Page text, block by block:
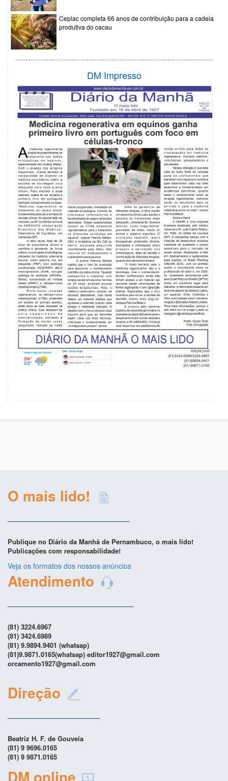
Ceplac completa 66 anos de contribuição para a cadeia
produtiva do cacau
DM Impresso
O mais lido!
Publique no Diário da Manhã de Pernambuco, o mais lido!
Publicações com responsabilidade!
Veja os formatos dos nossos anúncios
Atendimento
(81) 3224.6967
(81) 3424.6989
(81) 9.9894.9401 (whatsap)
(81)9.9871.0165(whatsap) editor1927@gmail.com
orcamento1927@gmail.com
Direção
Beatriz H. F. de Gouveia
(81) 9 9696.0165
(81) 9 9871.0165
DM online